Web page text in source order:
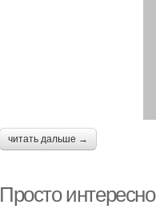
читать дальше →
Просто